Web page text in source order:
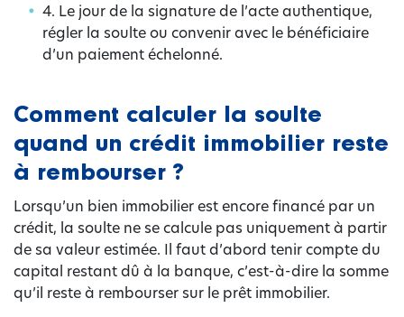
4. Le jour de la signature de l’acte authentique,
régler la soulte ou convenir avec le bénéficiaire
d’un paiement échelonné.
Comment calculer la soulte
quand un crédit immobilier reste
à rembourser ?
Lorsqu’un bien immobilier est encore financé par un
crédit, la soulte ne se calcule pas uniquement à partir
de sa valeur estimée. Il faut d’abord tenir compte du
capital restant dû à la banque, c’est-à-dire la somme
qu’il reste à rembourser sur le prêt immobilier.